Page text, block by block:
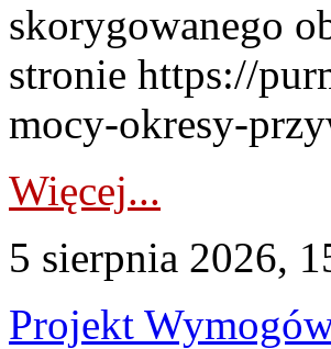
skorygowanego
stronie https://
mocy-okresy-
Więcej...
5 sierpnia 2026,
Projekt